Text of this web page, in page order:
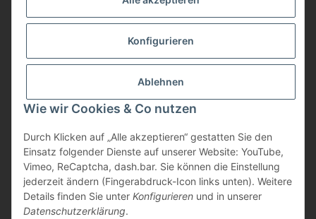
Konfigurieren
Ablehnen
Wie wir Cookies & Co nutzen
Durch Klicken auf „Alle akzeptieren“ gestatten Sie den
Einsatz folgender Dienste auf unserer Website: YouTube,
Vimeo, ReCaptcha, dash.bar. Sie können die Einstellung
jederzeit ändern (Fingerabdruck-Icon links unten). Weitere
Details finden Sie unter Konfigurieren und in unserer
Datenschutzerklärung.
Gute Preis/Leistung
viele Zahlungsarten
Günstige Versandkosten
Zahlungsarten